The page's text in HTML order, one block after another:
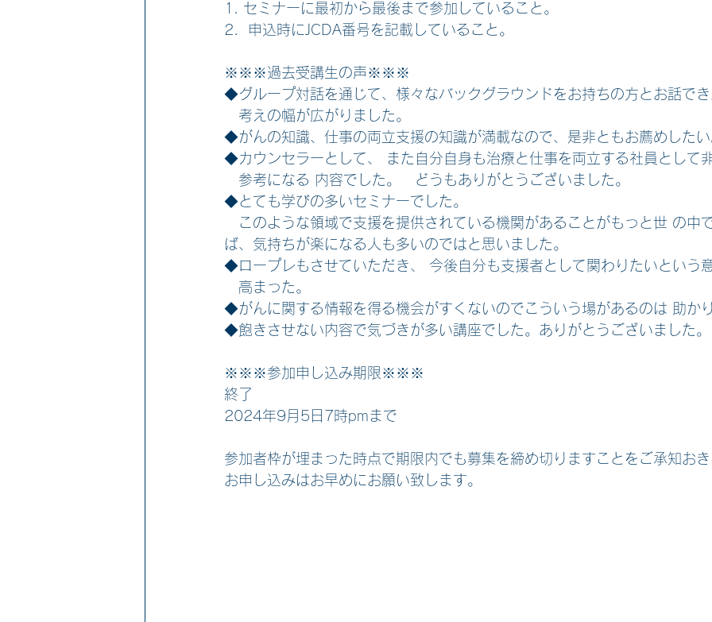
1. セミナーに最初から最後まで参加していること。
2．申込時にJCDA番号を記載していること。
※※※過去受講生の声※※※
◆グループ対話を通じて、様々なバックグラウンドをお持ちの方とお話で
考えの幅が広がりました。
◆がんの知識、仕事の両立支援の知識が満載なので、是非ともお薦めした
◆カウンセラーとして、 また自分自身も治療と仕事を両立する社員として
参考になる 内容でした。　どうもありがとうございました。
◆とても学びの多いセミナーでした。
このような領域で支援を提供されている機関があることがもっと世 の中
ば、気持ちが楽になる人も多いのではと思いました。
◆ロープレもさせていただき、 今後自分も支援者として関わりたいという
高まった。
◆がんに関する情報を得る機会がすくないのでこういう場があるのは 助か
◆飽きさせない内容で気づきが多い講座でした。ありがとうございました。
※※※参加申し込み期限※※※
終了
2024年9月5日7時pmまで
参加者枠が埋まった時点で期限内でも募集を締め切りますことをご承知お
お申し込みはお早めにお願い致します。